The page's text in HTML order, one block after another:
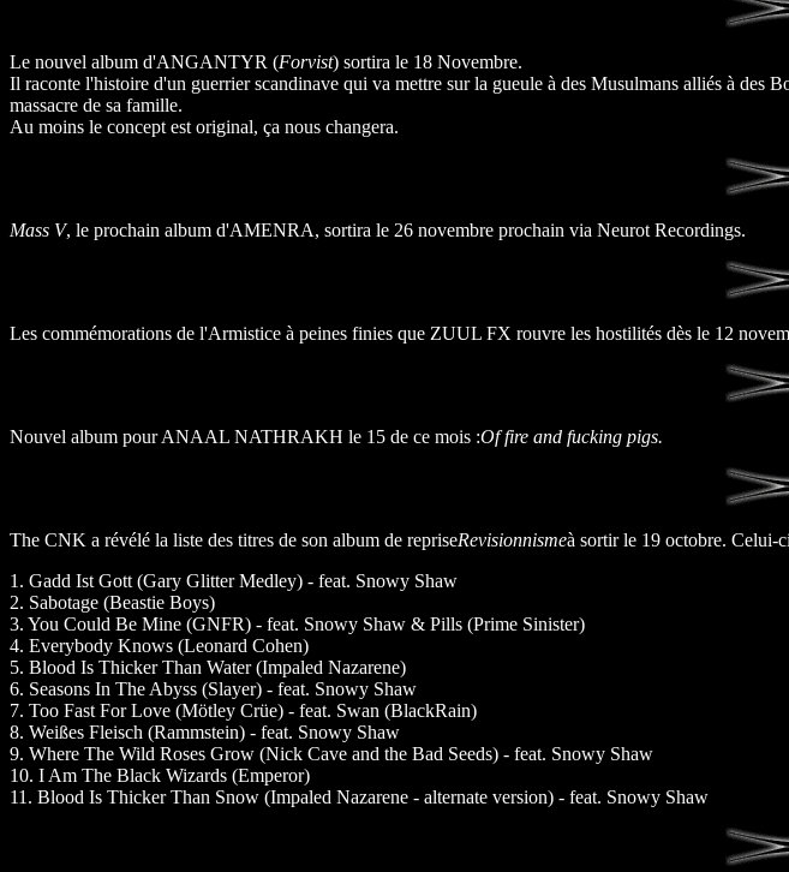
Le nouvel album d'ANGANTYR (Forvist) sortira le 18 Novembre.
Il raconte l'histoire d'un guerrier scandinave qui va mettre sur la gueule à des Musulmans alliés à
massacre de sa famille.
Au moins le concept est original, ça nous changera.
Mass V, le prochain album d'AMENRA, sortira le 26 novembre prochain via Neurot Recordings.
Les commémorations de l'Armistice à peines finies que ZUUL FX rouvre les hostilités dès le 12
Nouvel album pour ANAAL NATHRAKH le 15 de ce mois :Of fire and fucking pigs.
The CNK a révélé la liste des titres de son album de repriseRevisionnismeà sortir le 19 octobre. Celui-
1. Gadd Ist Gott (Gary Glitter Medley) - feat. Snowy Shaw
2. Sabotage (Beastie Boys)
3. You Could Be Mine (GNFR) - feat. Snowy Shaw & Pills (Prime Sinister)
4. Everybody Knows (Leonard Cohen)
5. Blood Is Thicker Than Water (Impaled Nazarene)
6. Seasons In The Abyss (Slayer) - feat. Snowy Shaw
7. Too Fast For Love (Mötley Crüe) - feat. Swan (BlackRain)
8. Weißes Fleisch (Rammstein) - feat. Snowy Shaw
9. Where The Wild Roses Grow (Nick Cave and the Bad Seeds) - feat. Snowy Shaw
10. I Am The Black Wizards (Emperor)
11. Blood Is Thicker Than Snow (Impaled Nazarene - alternate version) - feat. Snowy Shaw